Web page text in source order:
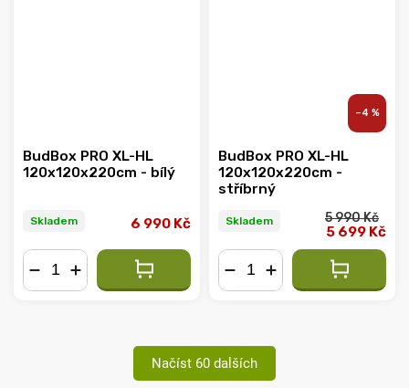
BudBox PRO XL-HL
120x120x220cm - bílý
Skladem 6 990 Kč
–4 %
BudBox PRO XL-HL
120x120x220cm -
stříbrný
Skladem 5 990 Kč
5 699 Kč
Načíst 60 dalších